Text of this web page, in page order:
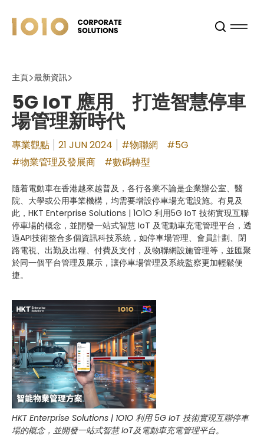
主頁 最新資訊
5G IoT 應用 打造智慧停車
場管理新時代
專業觀點 21 JUN 2024 #物聯網
#5G
#物業管理及發展商
#數碼轉型
隨着電動車在香港越來越普及，各行各業不論是企業辦公室、醫
院、大學或公用事業機構，均需要增設停車場充電設施。有見及
此，HKT Enterprise Solutions | 1O1O 利用5G IoT 技術實現互聯
停車場的概念，並開發一站式智慧 IoT 及電動車充電管理平台，透
過API技術整合多個資訊科技系統，如停車場管理、會員計劃、閉
路電視、出勤及出糧、付費及支付，及物聯網設施管理等，並匯聚
於同一個平台管理及展示，讓停車場管理及系統監察更加輕鬆便
捷。
HKT Enterprise Solutions | 1O1O 利用 5G IoT 技術實現互聯停車
場的概念，並開發一站式智慧 IoT及電動車充電管理平台。